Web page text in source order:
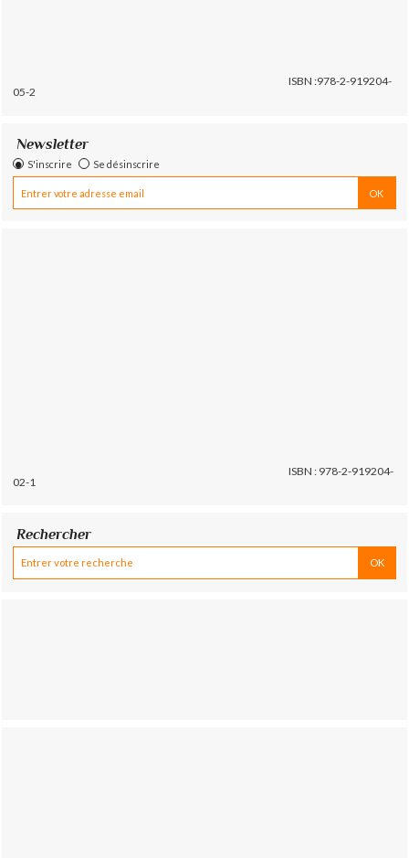
ISBN :978-2-919204-
05-2
Newsletter
S'inscrire Se désinscrire
ISBN : 978-2-919204-
02-1
Rechercher